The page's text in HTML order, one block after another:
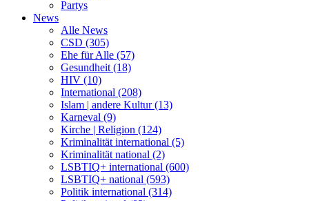
Partys
News
Alle News
CSD (305)
Ehe für Alle (57)
Gesundheit (18)
HIV (10)
International (208)
Islam | andere Kultur (13)
Karneval (9)
Kirche | Religion (124)
Kriminalität international (5)
Kriminalität national (2)
LSBTIQ+ international (600)
LSBTIQ+ national (593)
Politik international (314)